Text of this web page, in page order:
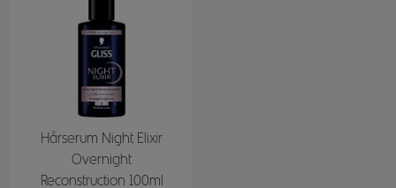
Hårserum Night Elixir
Overnight
Reconstruction 100ml